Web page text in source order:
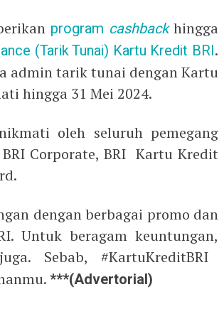
program cashbackhingga
(Tarik Tunai) Kartu Kredit BRI.
admin tarik tunai dengan Kartu
hingga 31 Mei 2024.
oleh seluruh pemegang
Corporate, BRI Kartu Kredit
dengan berbagai promo dan
Untuk beragam keuntungan,
Sebab, #KartuKreditBRI
***(Advertorial)